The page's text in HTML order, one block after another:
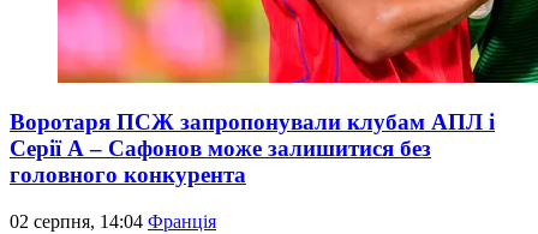
Воротаря ПСЖ запропонували клубам АПЛ і
Серії А – Сафонов може залишитися без
головного конкурента
02 серпня, 14:04 Франція